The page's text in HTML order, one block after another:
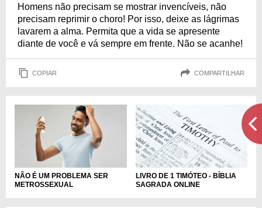
Homens não precisam se mostrar invencíveis, não
precisam reprimir o choro! Por isso, deixe as lágrimas
lavarem a alma. Permita que a vida se apresente
diante de você e vá sempre em frente. Não se acanhe!
COPIAR COMPARTILHAR
NÃO É UM PROBLEMA SER
METROSSEXUAL
LIVRO DE 1 TIMÓTEO - BÍBLIA
SAGRADA ONLINE